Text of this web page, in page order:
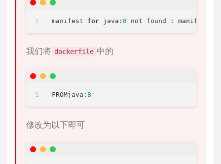
manifest for java: 8
我们将 dockerfile 中的
FROMjava: 8
修改为以下即可